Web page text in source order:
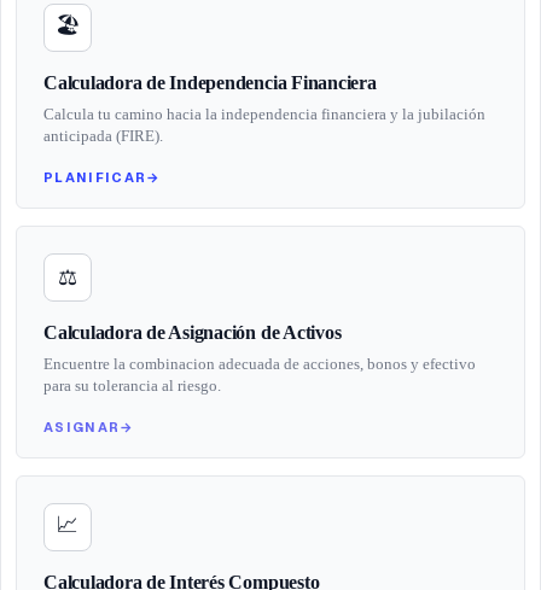
🏖️
Calculadora de Independencia Financiera
Calcula tu camino hacia la independencia financiera y la jubilación
anticipada (FIRE).
PLANIFICAR →
⚖️
Calculadora de Asignación de Activos
Encuentre la combinacion adecuada de acciones, bonos y efectivo
para su tolerancia al riesgo.
ASIGNAR →
📈
Calculadora de Interés Compuesto